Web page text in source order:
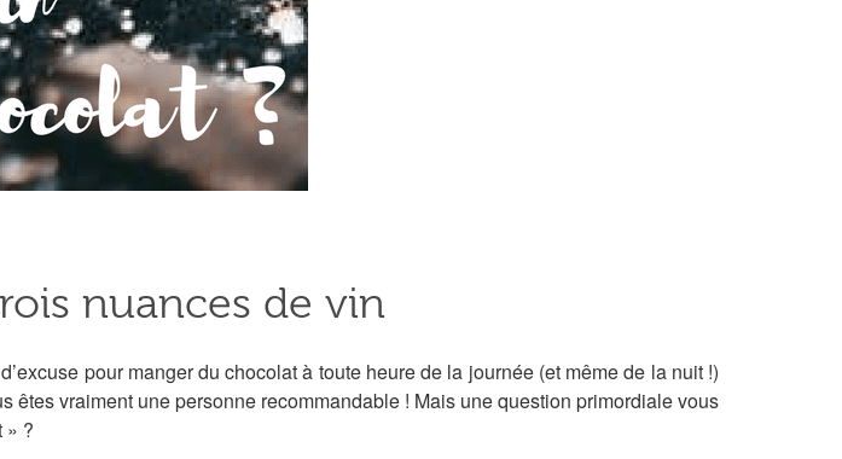
nuances de vin
pour manger du chocolat à toute heure de la journée (et même de la nuit !)
êtes vraiment une personne recommandable ! Mais une question primordiale vous
» ?